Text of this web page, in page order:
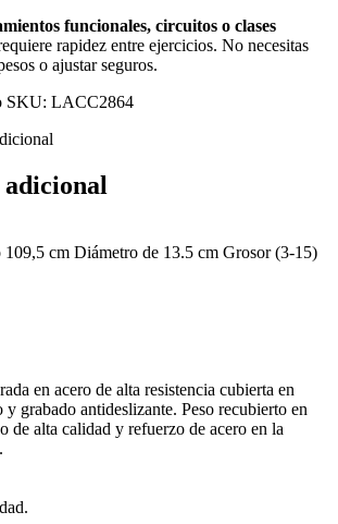
funcionales, circuitos o clases
rapidez entre ejercicios. No necesitas
o ajustar seguros.
SKU: LACC2864
109,5 cm Diámetro de 13.5 cm Grosor (3-15)
en acero de alta resistencia cubierta en
y grabado antideslizante. Peso recubierto en
de alta calidad y refuerzo de acero en la